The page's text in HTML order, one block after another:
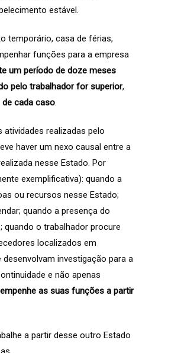
estável.
temporário, casa de férias,
funções para a empresa
um período de doze meses
pelo trabalhador for superior,
cada caso.
atividades realizadas pelo
haver um nexo causal entre a
nesse Estado. Por
exemplificativa): quando a
ou recursos nesse Estado;
quando a presença do
o trabalhador procure
localizados em
investigação para a
e não apenas
as suas funções a partir
a partir desse outro Estado